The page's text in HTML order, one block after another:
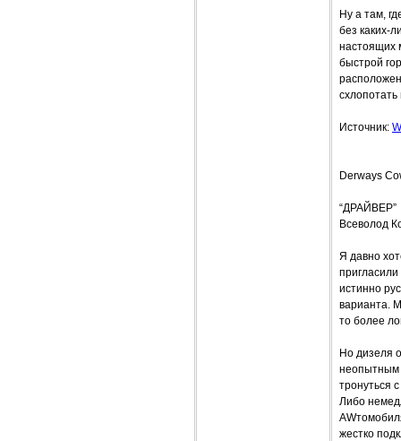
Ну а там,
без каких-
настоящих
быстрой
схлопотать
Источник:
Derways
“ДРАЙВЕР”
Всеволод
Я давно
истинно
варианта.
то более
Но дизеля
неопытным
тронуться
Либо
жестко